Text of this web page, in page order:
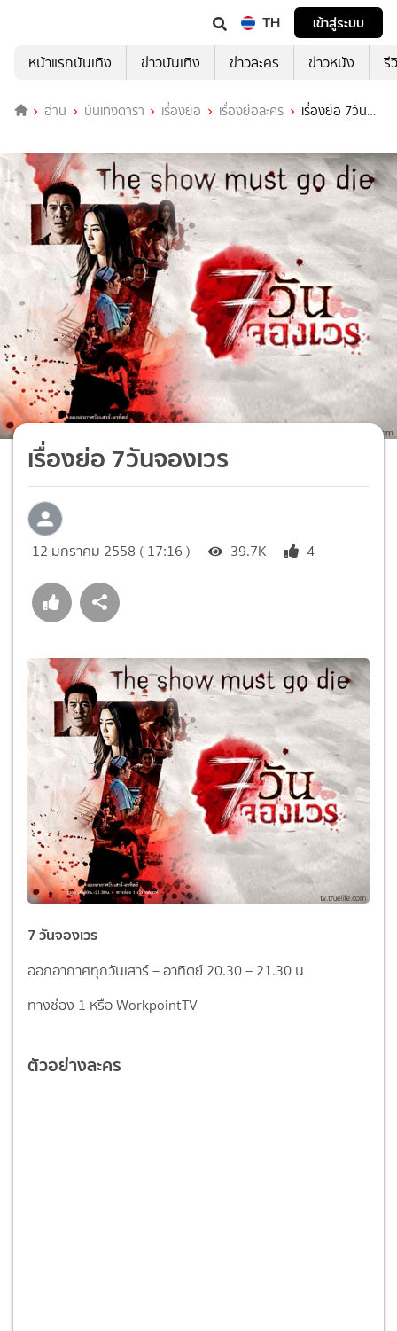
TH
เข้าสู่ระบบ
หน้าแรกบันเทิง
ข่าวบันเทิง ข่าวละคร ข่าวหนัง รี
อ่าน บันเทิงดารา เรื่องย่อ เรื่องย่อละคร
เรื่องย่อ 7วัน
เรื่องย่อ 7วันจองเวร
12 มกราคม 2558 ( 17:16 ) 39.7K 4
7 วันจองเวร
ออกอากาศทุกวันเสาร์ – อาทิตย์ 20.30 – 21.30 น
ทางช่อง 1 หรือ WorkpointTV
ตัวอย่างละคร